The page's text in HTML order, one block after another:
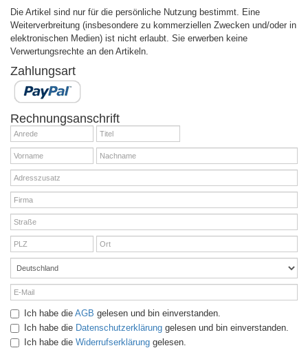
Die Artikel sind nur für die persönliche Nutzung bestimmt. Eine
Weiterverbreitung (insbesondere zu kommerziellen Zwecken und/oder in
elektronischen Medien) ist nicht erlaubt. Sie erwerben keine
Verwertungsrechte an den Artikeln.
Zahlungsart
Rechnungsanschrift
Ich habe die AGB gelesen und bin einverstanden.
Ich habe die Datenschutzerklärung gelesen und bin einverstanden.
Ich habe die Widerrufserklärung gelesen.